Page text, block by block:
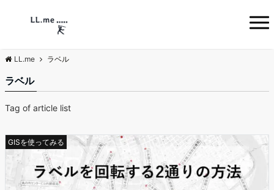
LL.me ラベル
ラベル
Tag of article list
GISを使ってみる